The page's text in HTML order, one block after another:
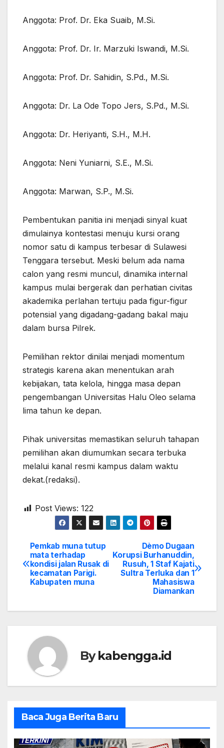
Anggota: Prof. Dr. Eka Suaib, M.Si.
Anggota: Prof. Dr. Ir. Marzuki Iswandi, M.Si.
Anggota: Prof. Dr. Sahidin, S.Pd., M.Si.
Anggota: Dr. La Ode Topo Jers, S.Pd., M.Si.
Anggota: Dr. Heriyanti, S.H., M.H.
Anggota: Neni Yuniarni, S.E., M.Si.
Anggota: Marwan, S.P., M.Si.
Pembentukan panitia ini menjadi sinyal kuat
dimulainya kontestasi menuju kursi orang
nomor satu di kampus terbesar di Sulawesi
Tenggara tersebut. Meski belum ada nama
calon yang resmi muncul, dinamika internal
kampus mulai bergerak dan perhatian civitas
akademika perlahan tertuju pada figur-figur
potensial yang digadang-gadang bakal maju
dalam bursa Pilrek.
Pemilihan rektor dinilai menjadi momentum
strategis karena akan menentukan arah
kebijakan, tata kelola, hingga masa depan
pengembangan Universitas Halu Oleo selama
lima tahun ke depan.
Pihak universitas memastikan seluruh tahapan
pemilihan akan diumumkan secara terbuka
melalui kanal resmi kampus dalam waktu
dekat.(redaksi).
Post Views: 122
Post
navigation
Dèmo Dugaan
Korupsi Burhanuddin,
Rusuh, 1 Staf Kajati
Sultra Terluka dan 1
Mahasiswa
Diamankan
Pemkab muna tutup
mata terhadap
kondisi jalan Rusak di
kecamatan Parigi.
Kabupaten muna
Bykabengga.id
Baca Juga Berita Baru